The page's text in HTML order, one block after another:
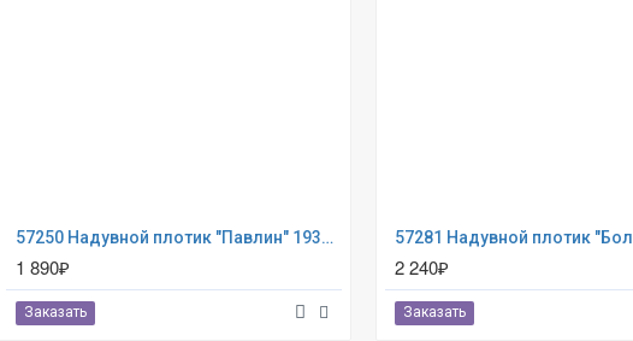
57250 Надувной плотик "Павлин" 193x163x94см
1 890₽
Заказать
2 240₽
Заказать